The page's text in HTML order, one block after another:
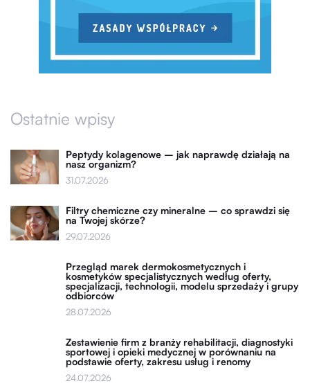
Ostatnie wpisy
Peptydy kolagenowe – jak naprawdę działają na
nasz organizm?
31.07.2026
Filtry chemiczne czy mineralne – co sprawdzi się
na Twojej skórze?
29.07.2026
Przegląd marek dermokosmetycznych i
kosmetyków specjalistycznych według oferty,
specjalizacji, technologii, modelu sprzedaży i grupy
odbiorców
28.07.2026
Zestawienie firm z branży rehabilitacji, diagnostyki
sportowej i opieki medycznej w porównaniu na
podstawie oferty, zakresu usług i renomy
24.07.2026